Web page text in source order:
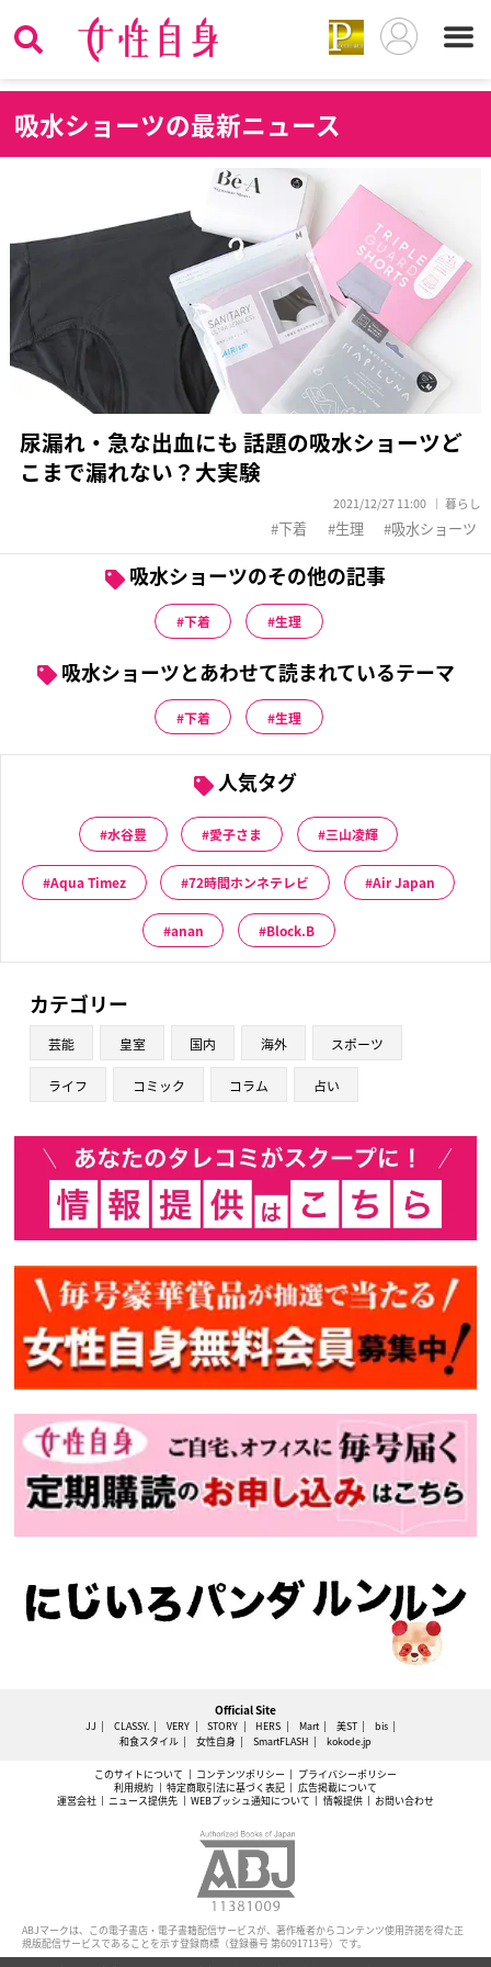
吸水ショーツの最新ニュース
尿漏れ・急な出血にも 話題の吸水ショーツど
こまで漏れない？大実験
2021/12/27 11:00 暮らし
下着 生理 吸水ショーツ
吸水ショーツのその他の記事
下着 生理
吸水ショーツとあわせて読まれているテーマ
下着 生理
人気タグ
水谷豊 愛子さま 三山凌輝
Aqua Timez 72時間ホンネテレビ Air Japan
anan Block.B
カテゴリー
芸能 皇室 国内 海外 スポーツ
ライフ コミック コラム 占い
Official Site
JJ CLASSY. VERY STORY HERS Mart 美ST
bis
和食スタイル
女性自身 SmartFLASH kokode.jp
このサイトについて コンテンツポリシー
プライバシーポリシー
利用規約
特定商取引法に基づく表記
広告掲載について
運営会社
ニュース提供先 WEBプッシュ通知について 情報提供 お問い合わせ
ABJマークは、この電子書店・電子書籍配信サービスが、著作権者からコンテンツ使用許諾を得た正
規版配信サービスであることを示す登録商標（登録番号 第6091713号）です。